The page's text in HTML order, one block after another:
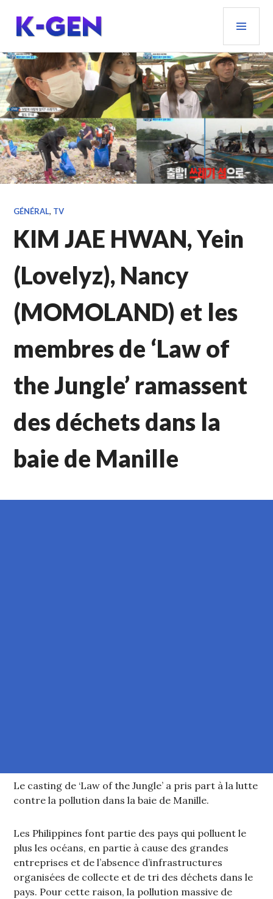
contenu
principal
K-GEN
GÉNÉRAL, TV
KIM JAE HWAN, Yein
(Lovelyz), Nancy
(MOMOLAND) et les
membres de ‘Law of
the Jungle’ ramassent
des déchets dans la
baie de Manille
Le casting de ‘Law of the Jungle’ a pris part à la lutte
contre la pollution dans la baie de Manille.
Les Philippines font partie des pays qui polluent le
plus les océans, en partie à cause des grandes
entreprises et de l’absence d’infrastructures
organisées de collecte et de tri des déchets dans le
pays. Pour cette raison, la pollution massive de